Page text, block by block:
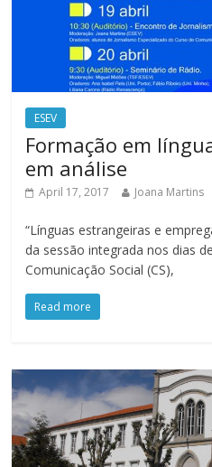
ESEV
Formação em
em análise
April 17, 2017 Joana Martins
“Línguas estrangeiras e
da sessão integrada nos dias
Comunicação Social (CS),
Read more